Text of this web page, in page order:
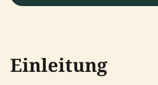
Einleitung